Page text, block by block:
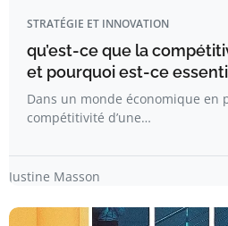
STRATÉGIE ET INNOVATION
qu’est-ce que la
et pourquoi est-ce
Dans un monde économique en
compétitivité d’une…
Justine Masson